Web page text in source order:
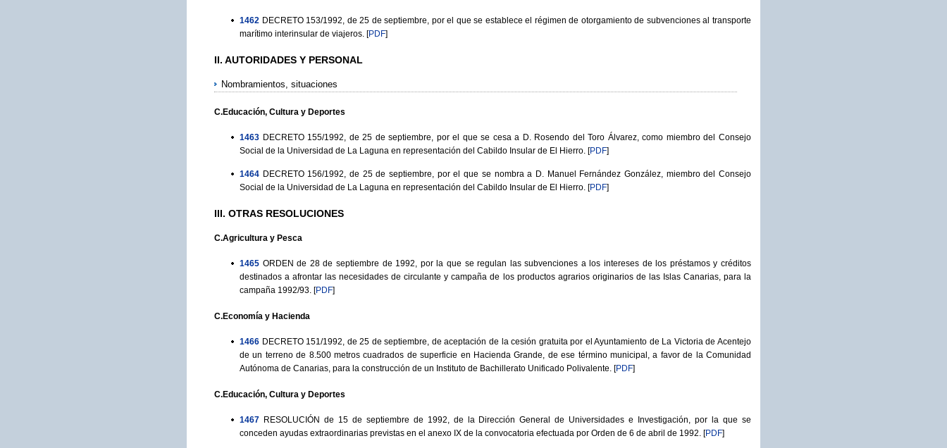
1462 DECRETO 153/1992, de 25 de septiembre, por el que se establece el régimen de otorgamiento de subvenciones al transporte
marítimo interinsular de viajeros. [PDF]
II. AUTORIDADES Y PERSONAL
Nombramientos, situaciones
C.Educación, Cultura y Deportes
1463 DECRETO 155/1992, de 25 de septiembre, por el que se cesa a D. Rosendo del Toro Álvarez, como miembro del Consejo
Social de la Universidad de La Laguna en representación del Cabildo Insular de El Hierro. [PDF]
1464 DECRETO 156/1992, de 25 de septiembre, por el que se nombra a D. Manuel Fernández González, miembro del Consejo
Social de la Universidad de La Laguna en representación del Cabildo Insular de El Hierro. [PDF]
III. OTRAS RESOLUCIONES
C.Agricultura y Pesca
1465 ORDEN de 28 de septiembre de 1992, por la que se regulan las subvenciones a los intereses de los préstamos y créditos
destinados a afrontar las necesidades de circulante y campaña de los productos agrarios originarios de las Islas Canarias, para la
campaña 1992/93. [PDF]
C.Economía y Hacienda
1466 DECRETO 151/1992, de 25 de septiembre, de aceptación de la cesión gratuita por el Ayuntamiento de La Victoria de Acentejo
de un terreno de 8.500 metros cuadrados de superficie en Hacienda Grande, de ese término municipal, a favor de la Comunidad
Autónoma de Canarias, para la construcción de un Instituto de Bachillerato Unificado Polivalente. [PDF]
C.Educación, Cultura y Deportes
1467 RESOLUCIÓN de 15 de septiembre de 1992, de la Dirección General de Universidades e Investigación, por la que se
conceden ayudas extraordinarias previstas en el anexo IX de la convocatoria efectuada por Orden de 6 de abril de 1992. [PDF]